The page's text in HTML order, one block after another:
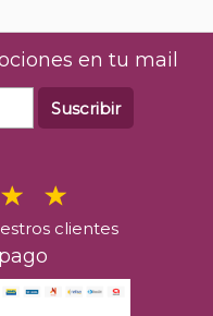
en tu mail
Suscribir
clientes